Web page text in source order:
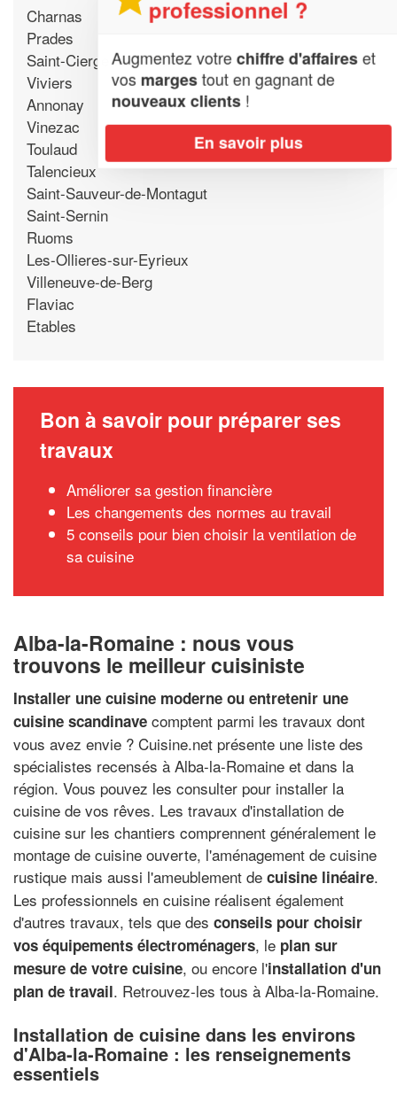
Charnas
Prades
Saint-Cierge-la-Serre
Viviers
Annonay
Vinezac
Toulaud
Talencieux
Saint-Sauveur-de-Montagut
Saint-Sernin
Ruoms
Les-Ollieres-sur-Eyrieux
Villeneuve-de-Berg
Flaviac
Etables
Bon à savoir pour préparer ses
travaux
Améliorer sa gestion financière
Les changements des normes au travail
5 conseils pour bien choisir la ventilation de
sa cuisine
Alba-la-Romaine : nous vous
trouvons le meilleur cuisiniste
Installer une cuisine moderne ou entretenir une
cuisine scandinave comptent parmi les travaux dont
vous avez envie ? Cuisine.net présente une liste des
spécialistes recensés à Alba-la-Romaine et dans la
région. Vous pouvez les consulter pour installer la
cuisine de vos rêves. Les travaux d'installation de
cuisine sur les chantiers comprennent généralement le
montage de cuisine ouverte, l'aménagement de cuisine
rustique mais aussi l'ameublement de cuisine linéaire.
Les professionnels en cuisine réalisent également
d'autres travaux, tels que des conseils pour choisir
vos équipements électroménagers, le plan sur
mesure de votre cuisine, ou encore l'installation d'un
plan de travail. Retrouvez-les tous à Alba-la-Romaine.
Installation de cuisine dans les environs
d'Alba-la-Romaine : les renseignements
essentiels
professionnel ?
Augmentez votrechiffre d'affaireset
vosmargestout en gagnant de
nouveaux clients!
En savoir plus